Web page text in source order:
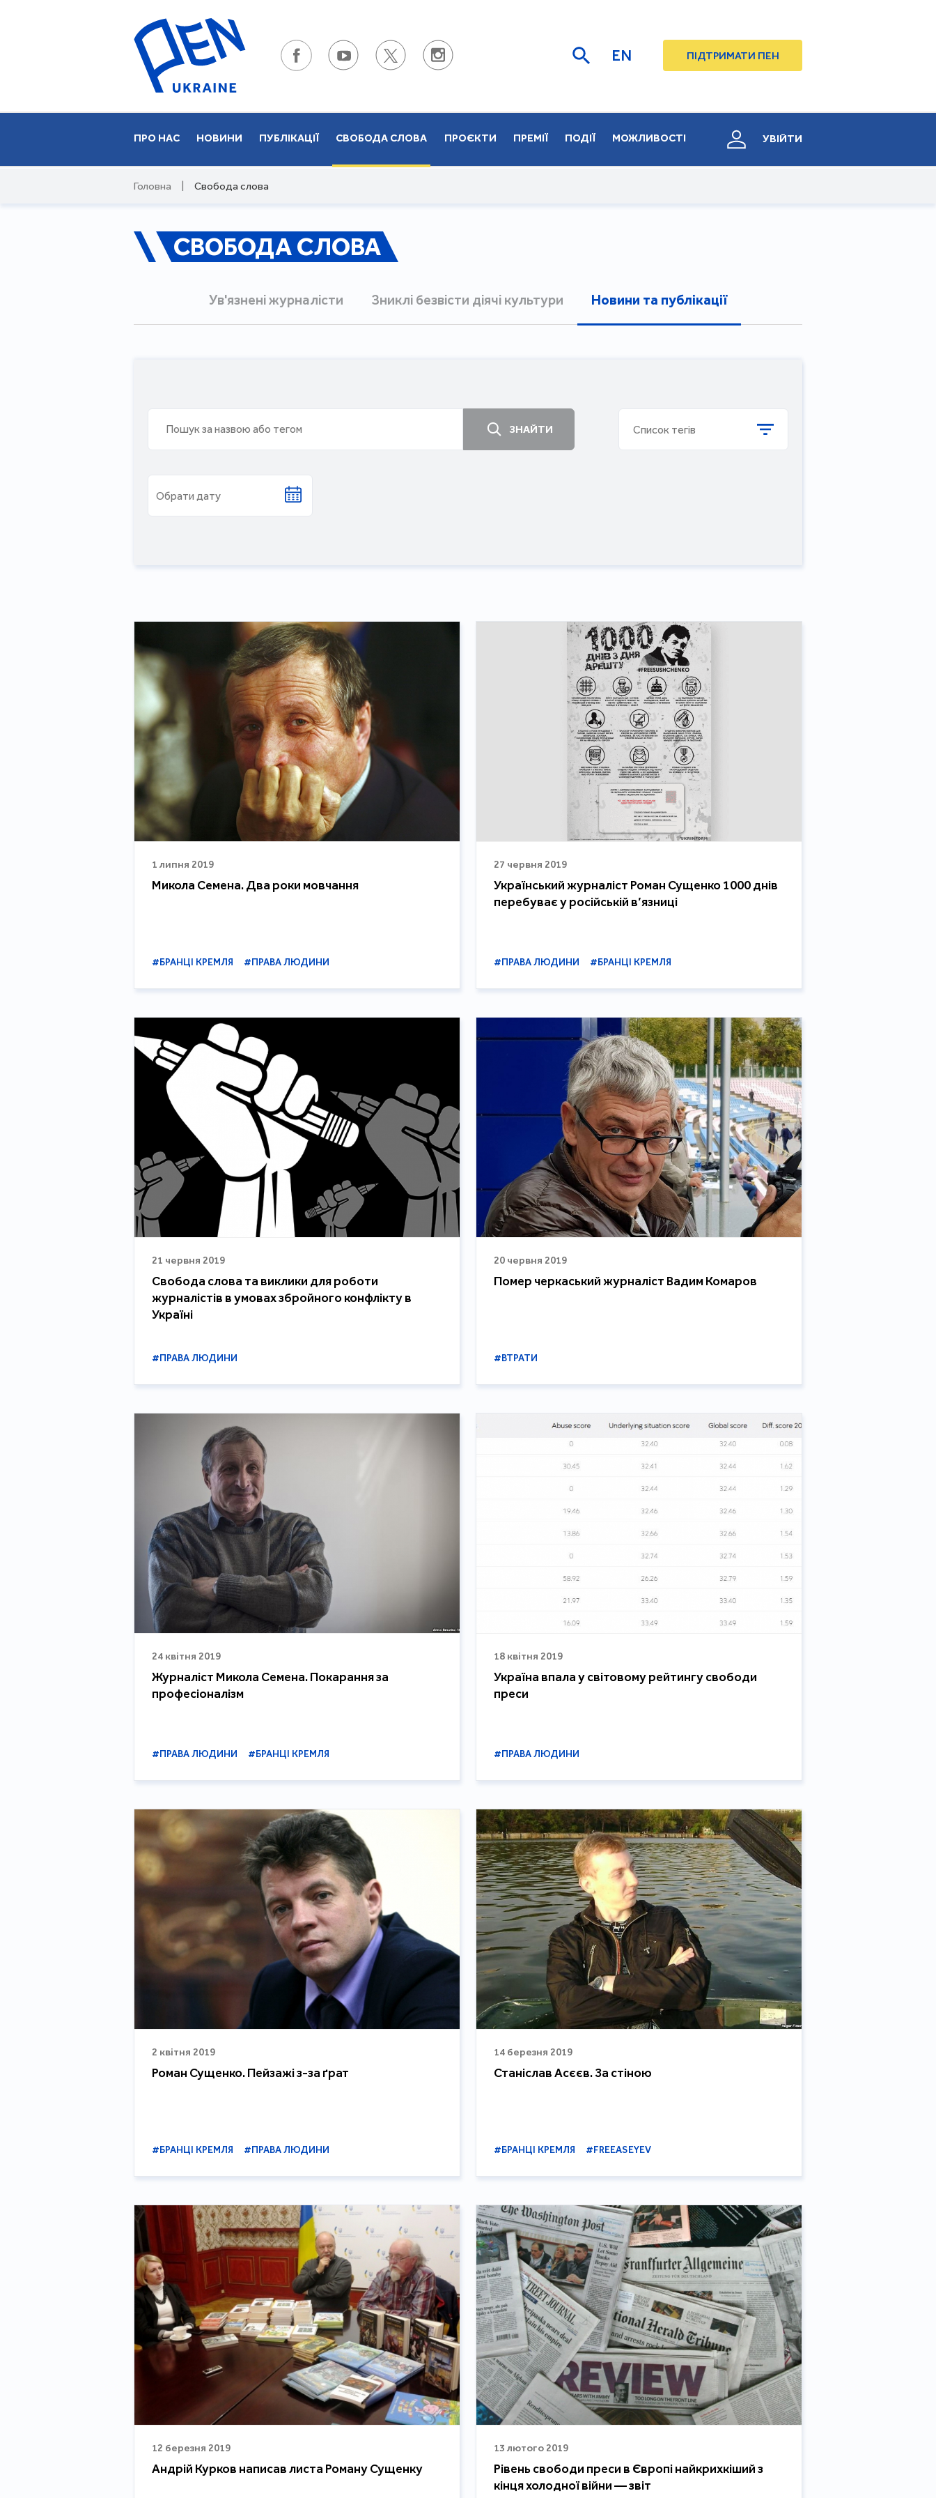
EN ПІДТРИМАТИ ПЕН
ПРО НАС НОВИНИ ПУБЛІКАЦІЇ СВОБОДА СЛОВА ПРОЄКТИ ПРЕМІЇ ПОДІЇ МОЖЛИВОСТІ УВІЙТИ
Головна Свобода слова
СВОБОДА СЛОВА
Ув'язнені журналісти Зниклі безвісти діячі культури Новини та публікації
ЗНАЙТИ Список тегів
1 липня 2019
Микола Семена. Два роки мовчання
#БРАНЦІ КРЕМЛЯ #ПРАВА ЛЮДИНИ
27 червня 2019
Український журналіст Роман Сущенко 1000 днів
перебуває у російській в’язниці
#ПРАВА ЛЮДИНИ #БРАНЦІ КРЕМЛЯ
21 червня 2019
Свобода слова та виклики для роботи
журналістів в умовах збройного конфлікту в
Україні
#ПРАВА ЛЮДИНИ
20 червня 2019
Помер черкаський журналіст Вадим Комаров
#ВТРАТИ
24 квітня 2019
Журналіст Микола Семена. Покарання за
професіоналізм
#ПРАВА ЛЮДИНИ #БРАНЦІ КРЕМЛЯ
18 квітня 2019
Україна впала у світовому рейтингу свободи
преси
#ПРАВА ЛЮДИНИ
2 квітня 2019
Роман Сущенко. Пейзажі з-за ґрат
#БРАНЦІ КРЕМЛЯ #ПРАВА ЛЮДИНИ
14 березня 2019
Станіслав Асєєв. За стіною
#БРАНЦІ КРЕМЛЯ #FREEASEYEV
12 березня 2019
Андрій Курков написав листа Роману Сущенку
13 лютого 2019
Рівень свободи преси в Європі найкрихкіший з
кінця холодної війни — звіт